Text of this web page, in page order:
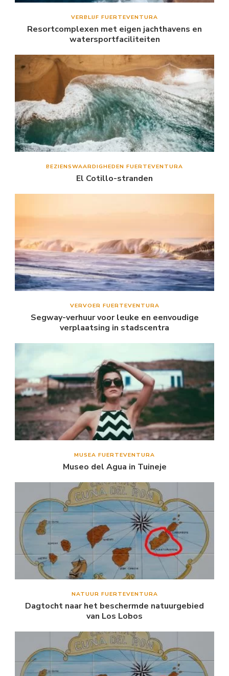
VERBLIJF FUERTEVENTURA
Resortcomplexen met eigen jachthavens en
watersportfaciliteiten
BEZIENSWAARDIGHEDEN FUERTEVENTURA
El Cotillo-stranden
VERVOER FUERTEVENTURA
Segway-verhuur voor leuke en eenvoudige
verplaatsing in stadscentra
MUSEA FUERTEVENTURA
Museo del Agua in Tuineje
NATUUR FUERTEVENTURA
Dagtocht naar het beschermde natuurgebied
van Los Lobos